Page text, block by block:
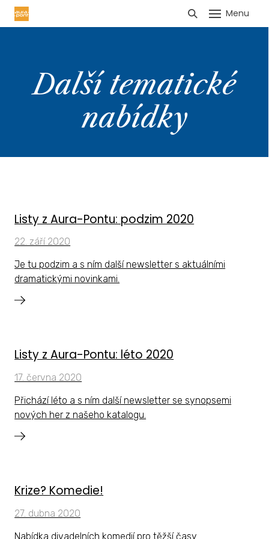
Menu
Další tematické
nabídky
Listy z Aura-Pontu: podzim 2020
22. září 2020
Je tu podzim a s ním další newsletter s aktuálními
dramatickými novinkami.
Listy z Aura-Pontu: léto 2020
17. června 2020
Přichází léto a s ním další newsletter se synopsemi
nových her z našeho katalogu.
Krize? Komedie!
27. dubna 2020
Nabídka divadelních komedií pro těžší časy.